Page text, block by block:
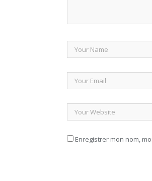
Enregistrer mon nom,